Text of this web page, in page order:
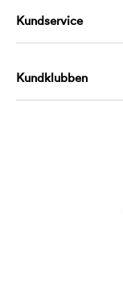
Kundservice
Kundklubben